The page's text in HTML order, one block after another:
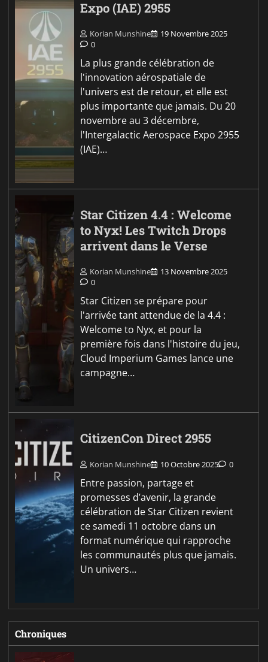
Expo (IAE) 2955
Korian Munshine
19 Novembre 2025
0
La plus grande célébration de
l'innovation aérospatiale de
l'univers est de retour, et elle est
plus importante que jamais. Du 20
novembre au 3 décembre,
l'Intergalactic Aerospace Expo 2955
(IAE)…
Star Citizen 4.4 : Welcome
to Nyx! Les Twitch Drops
arrivent dans le Verse
Korian Munshine
13 Novembre 2025
0
Star Citizen se prépare pour
l'arrivée tant attendue de la 4.4 :
Welcome to Nyx, et pour la
première fois dans l'histoire du jeu,
Cloud Imperium Games lance une
campagne…
CitizenCon Direct 2955
Korian Munshine 10 Octobre 2025 0
Entre passion, partage et
promesses d’avenir, la grande
célébration de Star Citizen revient
ce samedi 11 octobre dans un
format numérique qui rapproche
les communautés plus que jamais.
Un univers…
Chroniques